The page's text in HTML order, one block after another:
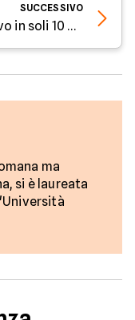
SUCCESSIVO
Configurare un pc portatile nuovo in soli 10 passi - Parola all'Esperto di Facile.it
ma
si è laureata